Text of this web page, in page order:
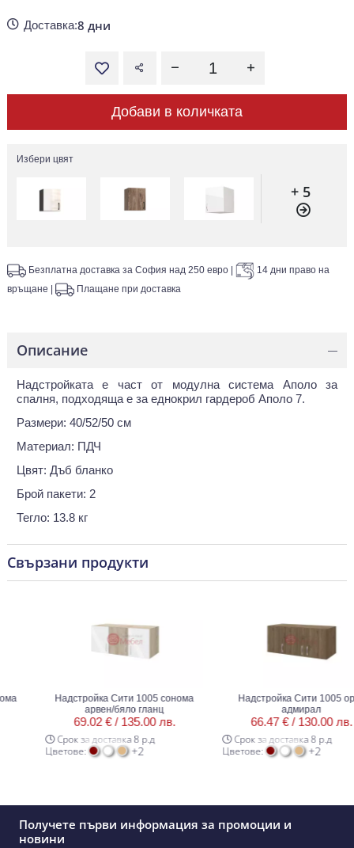
Доставка:8 дни
Добави в количката
Избери цвят
+ 5
Безплатна доставка за София над 250 евро
14 дни право на
връщане
Плащане при доставка
Описание —
Надстройката е част от модулна система Аполо за
спалня, подходяща е за еднокрил гардероб Аполо 7.
Размери: 40/52/50 см
Материал: ПДЧ
Цвят: Дъб бланко
Брой пакети: 2
Тегло: 13.8 кг
Свързани продукти
Надстройка Сити 1005 сонома
арвен/бяло гланц
69.02 € /135.00 лв.
Срок за доставка 8 р.д
Цветове:
+2
Надстройка Сити 1005
адмирал
66.47 € /130.00 лв.
Срок за доставка 8 р.д
Цветове:
+2
Получете първи информация за промоции и
новини